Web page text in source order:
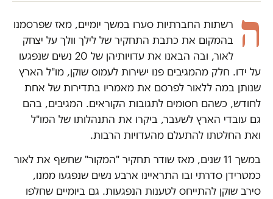
ה
רשתות החברתיות סערו במשך יומיים, מאז שפרסמנו
בהמקום את כתבת התחקיר של לילך וולך על יצחק
לאור, ובה הבאנו את עדויותיהן של 20 נשים שנפגעו
על ידו. חלק מהמגיבים פנו ישירות לעמוס שוקן, מו"ל הארץ
שנותן במה ללאור לפרסם את מאמריו בתדירות של אחת
לחודש, כשהם חסומים לתגובות הקוראים. המגיבים, בהם
גם עובדי הארץ לשעבר, ביקרו את התנהלותו של המו"ל
ואת החלטתו להתעלם מהעדויות הרבות.
במשך 11 שנים, מאז שודר תחקיר "המקור" שחשף את לאור
כמטרידן סדרתי ובו התראיינו ארבע נשים שנפגעו ממנו,
סירב שוקן להתייחס לטענות הנפגעות. גם ביומיים שחלפו